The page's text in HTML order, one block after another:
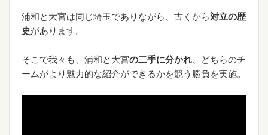
浦和と大宮は同じ埼玉でありながら、古くから対立の歴
史があります。
そこで我々も、浦和と大宮の二手に分かれ 、どちらのチ
ームがより魅力的な紹介ができるかを競う勝負を実施。